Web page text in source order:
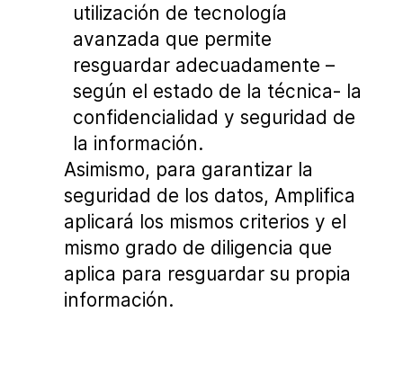
utilización de tecnología
avanzada que permite
resguardar adecuadamente –
según el estado de la técnica- la
confidencialidad y seguridad de
la información.
Asimismo, para garantizar la
seguridad de los datos, Amplifica
aplicará los mismos criterios y el
mismo grado de diligencia que
aplica para resguardar su propia
información.